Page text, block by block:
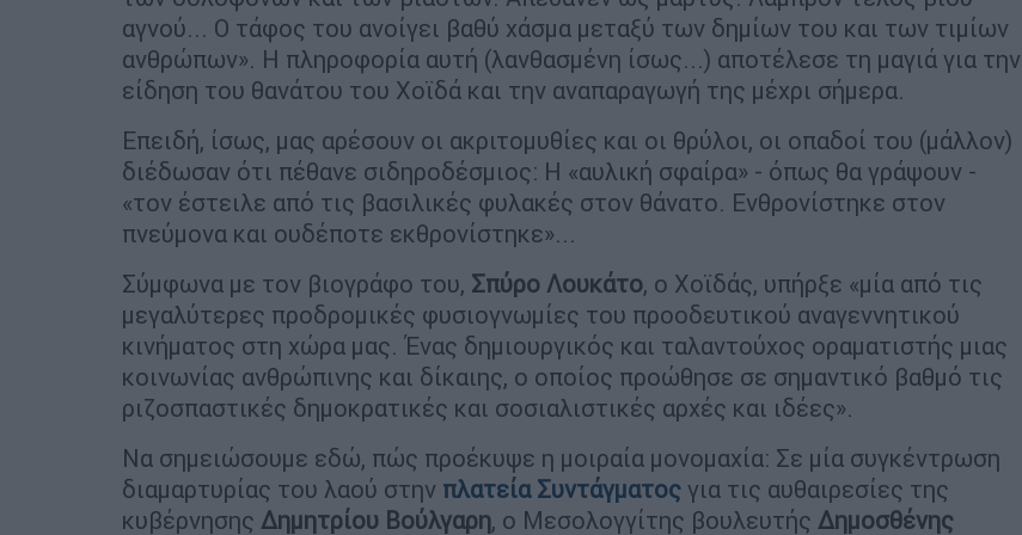
αγνού... Ο τάφος του ανοίγει βαθύ χάσμα μεταξύ των δημίων του και των τιμίων
ανθρώπων». Η πληροφορία αυτή (λανθασμένη ίσως...) αποτέλεσε τη μαγιά για την
είδηση του θανάτου του Χοϊδά και την αναπαραγωγή της μέχρι σήμερα.
Επειδή, ίσως, μας αρέσουν οι ακριτομυθίες και οι θρύλοι, οι οπαδοί του (μάλλον)
διέδωσαν ότι πέθανε σιδηροδέσμιος: Η «αυλική σφαίρα» - όπως θα γράψουν -
«τον έστειλε από τις βασιλικές φυλακές στον θάνατο. Ενθρονίστηκε στον
πνεύμονα και ουδέποτε εκθρονίστηκε»...
Σύμφωνα με τον βιογράφο του, Σπύρο Λουκάτο, ο Χοϊδάς, υπήρξε «μία από τις
μεγαλύτερες προδρομικές φυσιογνωμίες του προοδευτικού αναγεννητικού
κινήματος στη χώρα μας. Ένας δημιουργικός και ταλαντούχος οραματιστής μιας
κοινωνίας ανθρώπινης και δίκαιης, ο οποίος προώθησε σε σημαντικό βαθμό τις
ριζοσπαστικές δημοκρατικές και σοσιαλιστικές αρχές και ιδέες».
Να σημειώσουμε εδώ, πώς προέκυψε η μοιραία μονομαχία: Σε μία συγκέντρωση
διαμαρτυρίας του λαού στην πλατεία Συντάγματος για τις αυθαιρεσίες της
κυβέρνησης Δημητρίου Βούλγαρη, ο Μεσολογγίτης βουλευτής Δημοσθένης